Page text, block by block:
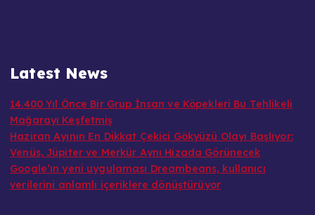
Mağarayı Keşfetmiş
Haziran Ayının En Dikkat Çekici Gökyüzü Olayı Başlıyor:
Venüs, Jüpiter ve Merkür Aynı Hizada Görünecek
Google’ın yeni uygulaması Dreambeans, kullanıcı
verilerini anlamlı içeriklere dönüştürüyor